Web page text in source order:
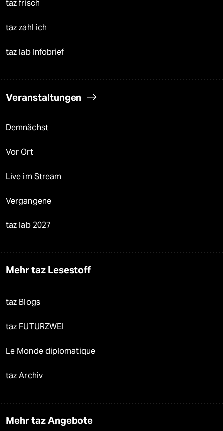
taz frisch
taz zahl ich
taz lab Infobrief
Veranstaltungen
Demnächst
Vor Ort
Live im Stream
Vergangene
taz lab 2027
Mehr taz Lesestoff
taz Blogs
taz FUTURZWEI
Le Monde diplomatique
taz Archiv
Mehr taz Angebote